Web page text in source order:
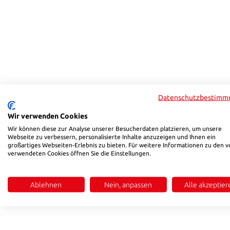
Wir verwenden Cookies
Wir können diese zur Analyse unserer Besucherdaten platzieren, um unsere
Webseite zu verbessern, personalisierte Inhalte anzuzeigen und Ihnen ein
großartiges Webseiten-Erlebnis zu bieten. Für weitere Informationen zu den
verwendeten Cookies öffnen Sie die Einstellungen.
Ablehnen Nein, anpassen Alle